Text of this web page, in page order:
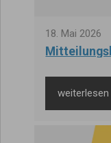
18. Mai 2026
weiterlesen